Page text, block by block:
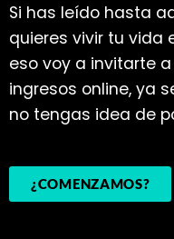
Si has leído hasta
quieres vivir tu vida
eso voy a invitarte
ingresos online, ya
no tengas idea de
¿COMENZAMOS?